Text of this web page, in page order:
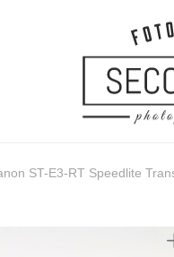
ST-E3-RT Speedlite